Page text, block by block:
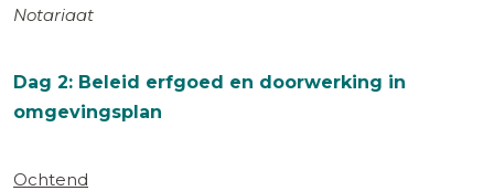
Notariaat
Dag 2: Beleid erfgoed en doorwerking in
omgevingsplan
Ochtend